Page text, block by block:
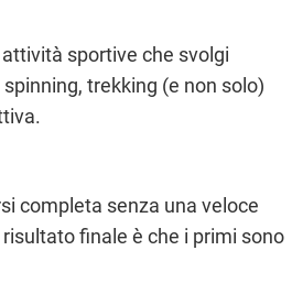
sportive che svolgi
trekking (e non solo)
completa senza una veloce
finale è che i primi sono